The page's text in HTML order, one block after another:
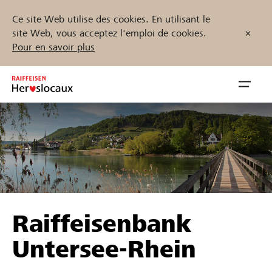
Ce site Web utilise des cookies. En utilisant le
site Web, vous acceptez l'emploi de cookies.
Pour en savoir plus
Inhalt
springen
öffnen
Parrainer
Soutien & assistance
Trouvez des projets et des organisations
Démarrez maintenant
Raiffeisenbank
Untersee-Rhein